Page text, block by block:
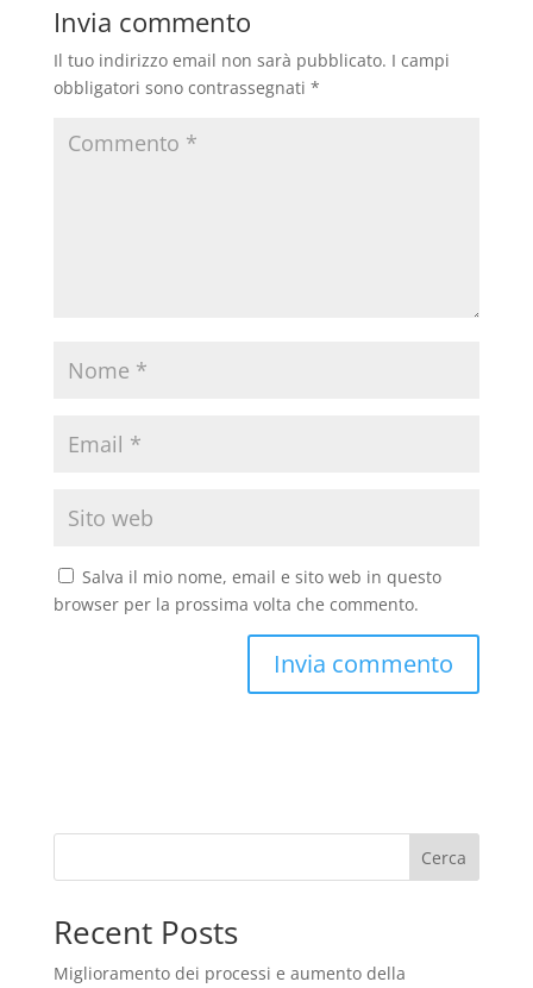
Invia commento
Il tuo indirizzo email non sarà pubblicato. I campi
obbligatori sono contrassegnati *
Salva il mio nome, email e sito web in questo
browser per la prossima volta che commento.
Cerca
Recent Posts
Miglioramento dei processi e aumento della